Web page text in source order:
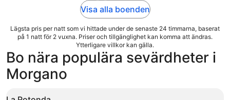
Visa alla boenden
Lägsta pris per natt som vi hittade under de senaste 24 timmarna, baserat
på 1 natt för 2 vuxna. Priser och tillgänglighet kan komma att ändras.
Ytterligare villkor kan gälla.
Bo nära populära sevärdheter i
Morgano